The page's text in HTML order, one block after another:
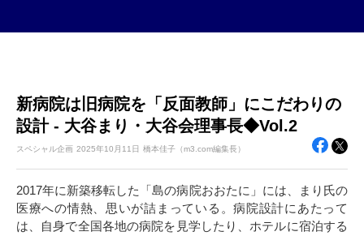
新病院は旧病院を「反面教師」にこだわりの
設計 - 大谷まり・大谷会理事長◆Vol.2
スペシャル企画 2025年10月11日 橋本佳子（m3.com編集長）
2017年に新築移転した「島の病院おおたに」には、まり氏の
医療への情熱、思いが詰まっている。病院設計にあたって
は、自身で全国各地の病院を見学したり、ホテルに宿泊する